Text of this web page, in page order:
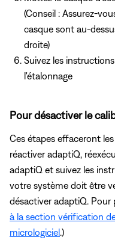
(Conseil : Assurez-
casque sont au-
droite)
Suivez les
l'étalonnage
Pour désactiver le
Ces étapes effaceront
réactiver adaptiQ,
adaptiQ et suivez les
votre système doit être
désactiver adaptiQ.
à la section vérification
micrologiciel.)